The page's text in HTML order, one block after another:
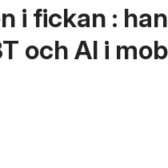
i fickan :
och AI i